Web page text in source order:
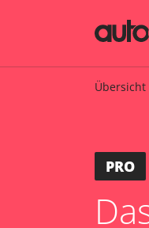
Übersicht
PRO